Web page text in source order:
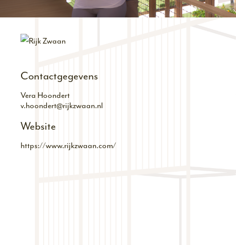
Contactgegevens
Vera Hoondert
v.hoondert@rijkzwaan.nl
Website
https://www.rijkzwaan.com/